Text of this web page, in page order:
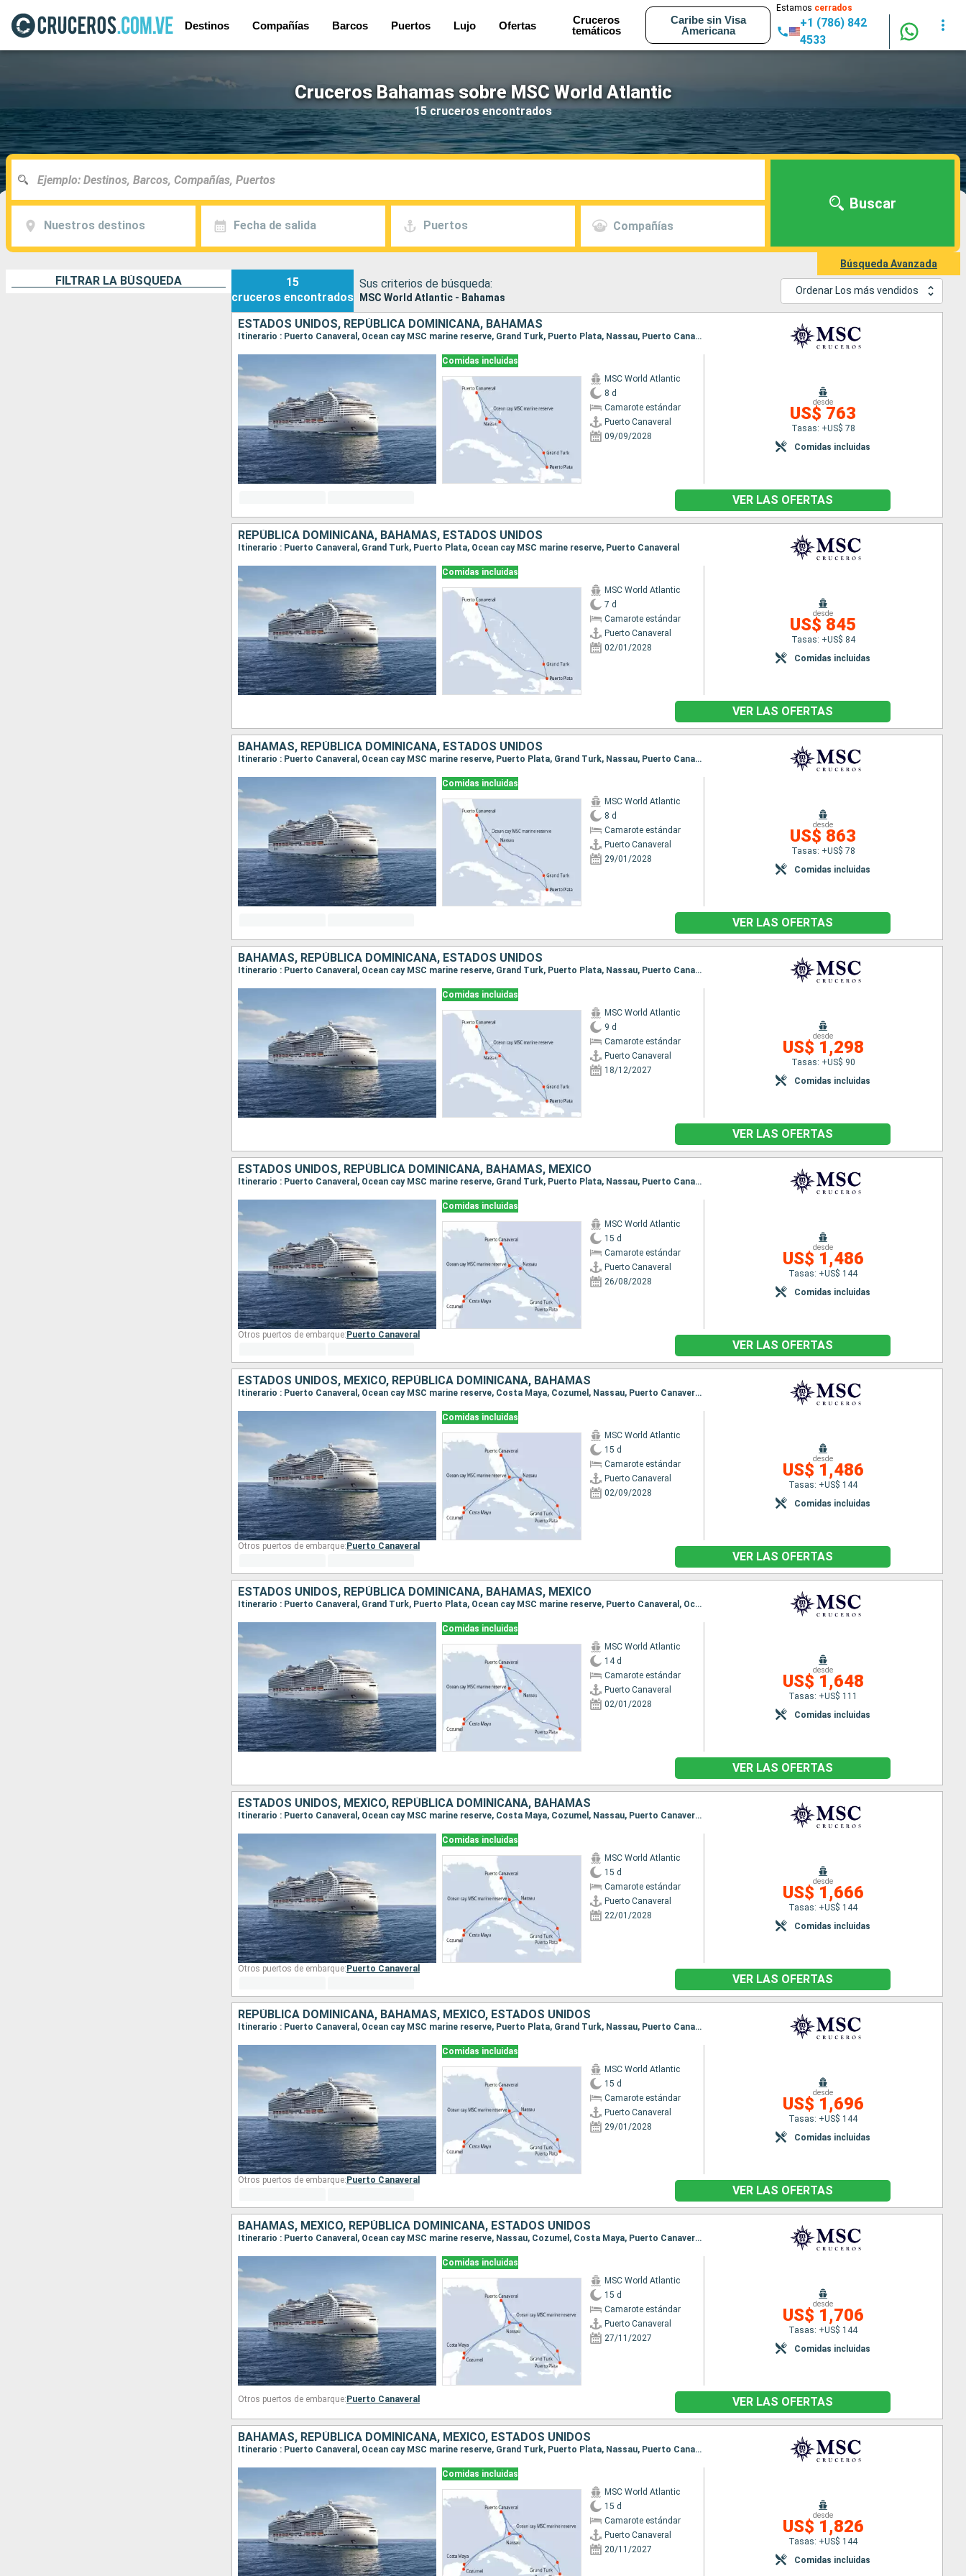
Destinos Compañías Barcos Puertos Lujo Ofertas
Cruceros
temáticos
Caribe sin Visa
Americana
Estamos cerrados
+1 (786) 842
4533
Cruceros Bahamas sobre MSC World Atlantic
15 cruceros encontrados
Nuestros destinos Fecha de salida Puertos Compañías
Buscar
Búsqueda Avanzada
FILTRAR LA BÚSQUEDA
15
cruceros encontrados
Sus criterios de búsqueda:
MSC World Atlantic - Bahamas
Ordenar Los más vendidos
ESTADOS UNIDOS, REPÚBLICA DOMINICANA, BAHAMAS
Itinerario : Puerto Canaveral, Ocean cay MSC marine reserve, Grand Turk, Puerto Plata, Nassau, Puerto Canaveral
Comidas incluidas
MSC World Atlantic
8 d
Camarote estándar
Puerto Canaveral
09/09/2028
desde
US$ 763
Tasas: +US$ 78
Comidas incluidas
VER LAS OFERTAS
REPÚBLICA DOMINICANA, BAHAMAS, ESTADOS UNIDOS
Itinerario : Puerto Canaveral, Grand Turk, Puerto Plata, Ocean cay MSC marine reserve, Puerto Canaveral
Comidas incluidas
MSC World Atlantic
7 d
Camarote estándar
Puerto Canaveral
02/01/2028
desde
US$ 845
Tasas: +US$ 84
Comidas incluidas
VER LAS OFERTAS
BAHAMAS, REPÚBLICA DOMINICANA, ESTADOS UNIDOS
Itinerario : Puerto Canaveral, Ocean cay MSC marine reserve, Puerto Plata, Grand Turk, Nassau, Puerto Canaveral
Comidas incluidas
MSC World Atlantic
8 d
Camarote estándar
Puerto Canaveral
29/01/2028
desde
US$ 863
Tasas: +US$ 78
Comidas incluidas
VER LAS OFERTAS
BAHAMAS, REPÚBLICA DOMINICANA, ESTADOS UNIDOS
Itinerario : Puerto Canaveral, Ocean cay MSC marine reserve, Grand Turk, Puerto Plata, Nassau, Puerto Canaveral
Comidas incluidas
MSC World Atlantic
9 d
Camarote estándar
Puerto Canaveral
18/12/2027
desde
US$ 1,298
Tasas: +US$ 90
Comidas incluidas
VER LAS OFERTAS
ESTADOS UNIDOS, REPÚBLICA DOMINICANA, BAHAMAS, MÉXICO
Itinerario : Puerto Canaveral, Ocean cay MSC marine reserve, Grand Turk, Puerto Plata, Nassau, Puerto Canaveral, Ocean cay MSC marine reserve, Costa Maya, Cozumel, Nassau, Puerto Canaveral
Comidas incluidas
MSC World Atlantic
15 d
Camarote estándar
Puerto Canaveral
26/08/2028
desde
US$ 1,486
Tasas: +US$ 144
Comidas incluidas
Otros puertos de embarque: Puerto Canaveral
VER LAS OFERTAS
ESTADOS UNIDOS, MÉXICO, REPÚBLICA DOMINICANA, BAHAMAS
Itinerario : Puerto Canaveral, Ocean cay MSC marine reserve, Costa Maya, Cozumel, Nassau, Puerto Canaveral, Ocean cay MSC marine reserve, Grand Turk, Puerto Plata, Nassau, Puerto Canaveral
Comidas incluidas
MSC World Atlantic
15 d
Camarote estándar
Puerto Canaveral
02/09/2028
desde
US$ 1,486
Tasas: +US$ 144
Comidas incluidas
Otros puertos de embarque: Puerto Canaveral
VER LAS OFERTAS
ESTADOS UNIDOS, REPÚBLICA DOMINICANA, BAHAMAS, MÉXICO
Itinerario : Puerto Canaveral, Grand Turk, Puerto Plata, Ocean cay MSC marine reserve, Puerto Canaveral, Ocean cay MSC marine reserve, Costa Maya, Cozumel, Nassau, Puerto Canaveral
Comidas incluidas
MSC World Atlantic
14 d
Camarote estándar
Puerto Canaveral
02/01/2028
desde
US$ 1,648
Tasas: +US$ 111
Comidas incluidas
VER LAS OFERTAS
ESTADOS UNIDOS, MÉXICO, REPÚBLICA DOMINICANA, BAHAMAS
Itinerario : Puerto Canaveral, Ocean cay MSC marine reserve, Costa Maya, Cozumel, Nassau, Puerto Canaveral, Ocean cay MSC marine reserve, Puerto Plata, Grand Turk, Nassau, Puerto Canaveral
Comidas incluidas
MSC World Atlantic
15 d
Camarote estándar
Puerto Canaveral
22/01/2028
desde
US$ 1,666
Tasas: +US$ 144
Comidas incluidas
Otros puertos de embarque: Puerto Canaveral
VER LAS OFERTAS
REPÚBLICA DOMINICANA, BAHAMAS, MÉXICO, ESTADOS UNIDOS
Itinerario : Puerto Canaveral, Ocean cay MSC marine reserve, Puerto Plata, Grand Turk, Nassau, Puerto Canaveral, Ocean cay MSC marine reserve, Costa Maya, Cozumel, Nassau, Puerto Canaveral
Comidas incluidas
MSC World Atlantic
15 d
Camarote estándar
Puerto Canaveral
29/01/2028
desde
US$ 1,696
Tasas: +US$ 144
Comidas incluidas
Otros puertos de embarque: Puerto Canaveral
VER LAS OFERTAS
BAHAMAS, MÉXICO, REPÚBLICA DOMINICANA, ESTADOS UNIDOS
Itinerario : Puerto Canaveral, Ocean cay MSC marine reserve, Nassau, Cozumel, Costa Maya, Puerto Canaveral, Ocean cay MSC marine reserve, Grand Turk, Puerto Plata, Nassau, Puerto Canaveral
Comidas incluidas
MSC World Atlantic
15 d
Camarote estándar
Puerto Canaveral
27/11/2027
desde
US$ 1,706
Tasas: +US$ 144
Comidas incluidas
Otros puertos de embarque: Puerto Canaveral VER LAS OFERTAS
BAHAMAS, REPÚBLICA DOMINICANA, MÉXICO, ESTADOS UNIDOS
Itinerario : Puerto Canaveral, Ocean cay MSC marine reserve, Grand Turk, Puerto Plata, Nassau, Puerto Canaveral, Ocean cay MSC marine reserve, Nassau, Cozumel, Costa Maya, Puerto Canaveral
Comidas incluidas
MSC World Atlantic
15 d
Camarote estándar
Puerto Canaveral
20/11/2027
desde
US$ 1,826
Tasas: +US$ 144
Comidas incluidas